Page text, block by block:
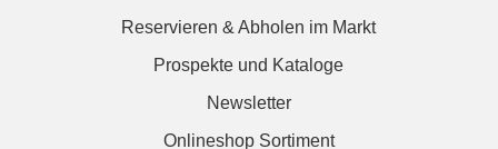
Reservieren & Abholen im Markt
Prospekte und Kataloge
Newsletter
Onlineshop Sortiment